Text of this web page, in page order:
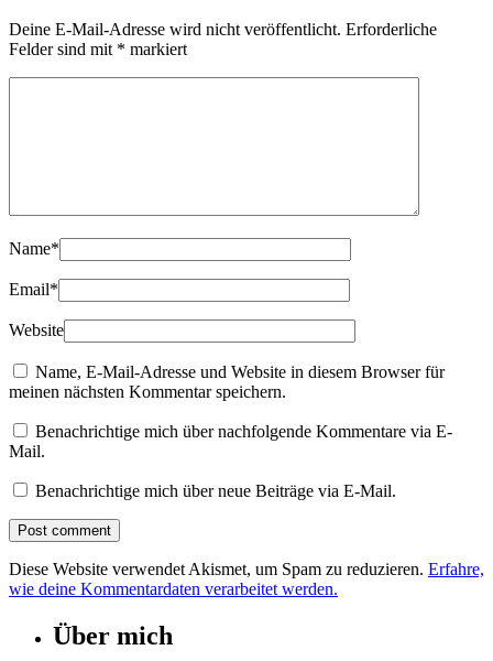
Deine E-Mail-Adresse wird nicht veröffentlicht. Erforderliche
Felder sind mit * markiert
Name*
Email*
Website
Name, E-Mail-Adresse und Website in diesem Browser für
meinen nächsten Kommentar speichern.
Benachrichtige mich über nachfolgende Kommentare via E-
Mail.
Benachrichtige mich über neue Beiträge via E-Mail.
Diese Website verwendet Akismet, um Spam zu reduzieren. Erfahre,
wie deine Kommentardaten verarbeitet werden.
Über mich